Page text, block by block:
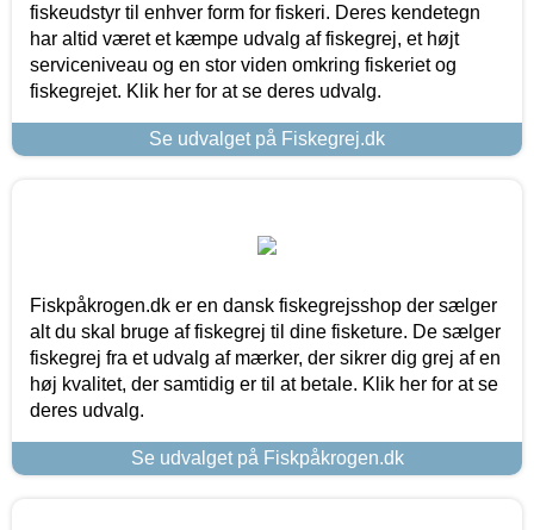
fiskeudstyr til enhver form for fiskeri. Deres kendetegn
har altid været et kæmpe udvalg af fiskegrej, et højt
serviceniveau og en stor viden omkring fiskeriet og
fiskegrejet. Klik her for at se deres udvalg.
Se udvalget på Fiskegrej.dk
Fiskpåkrogen.dk er en dansk fiskegrejsshop der sælger
alt du skal bruge af fiskegrej til dine fisketure. De sælger
fiskegrej fra et udvalg af mærker, der sikrer dig grej af en
høj kvalitet, der samtidig er til at betale. Klik her for at se
deres udvalg.
Se udvalget på Fiskpåkrogen.dk